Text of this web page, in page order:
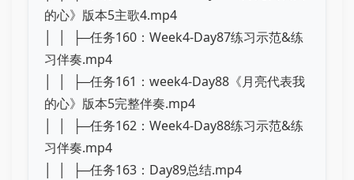
的心》版本5主歌4.mp4
│ │ ├─任务160：Week4-Day87练习示范&练
习伴奏.mp4
│ │ ├─任务161：week4-Day88《月亮代表我
的心》版本5完整伴奏.mp4
│ │ ├─任务162：Week4-Day88练习示范&练
习伴奏.mp4
│ │ ├─任务163：Day89总结.mp4